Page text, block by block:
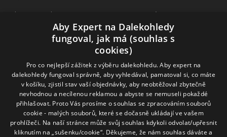
O nás Vše o nákupu Poradenství
Ochrana osobních údajů ODSTOUPIT OD SMLOUVY
Dalekohledy Spektivy Dálkoměry Příslušenství Naše značky
Sledujte nás na sociálních sítích
ExpertNaDalekohledy
Aby Expert na Dalekohledy
fungoval, jak má (souhlas s
cookies)
Pro co nejlepší zážitek z výběru dalekohledu. Aby expert na
dalekohledy fungoval správně, aby vyhledával, pamatoval si, co máte
v košíku, zjistil stav vaší objednávky, aby neobtěžoval zbytečně
nevhodnou a necílenou reklamou a abyste se nemuseli pokaždé
přihlašovat. Proto Vás prosíme o souhlas se zpracováním souborů
cookie - malých souborů, které se dočasně ukládají ve vašem
prohlížeči. Na naší stránce může svůj souhlas kdykoli odvolat/upřesnit
kliknutím na „sušenku/cookie“. Děkujeme, že nám souhlas dáváte a